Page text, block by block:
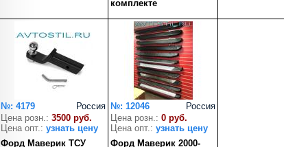
комплекте
Россия
№: 4179
Цена розн.: 3500 руб.
Цена опт.: узнать цену
Форд Маверик ТСУ
Россия
№: 12046
Цена розн.: 0 руб.
Цена опт.: узнать цену
Форд Маверик 2000-